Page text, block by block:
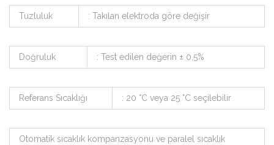
Tuzluluk : Takılan elektroda göre değişir
Doğruluk : Test edilen değerin ± 0,5%
Referans Sıcaklığı : 20 °C veya 25 °C seçilebilir
Otomatik sıcaklık kompanzasyonu ve paralel sıcaklık